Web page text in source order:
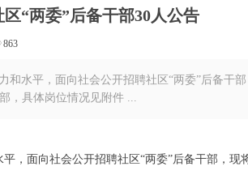
“两委”后备干部30人公告
863
和水平，面向社会公开招聘社区“两委”后备干
，具体岗位情况见附件 ...
面向社会公开招聘社区“两委”后备干部，现